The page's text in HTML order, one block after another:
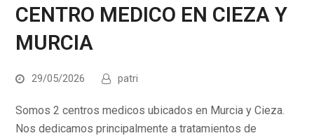
CENTRO MEDICO EN CIEZA Y
MURCIA
29/05/2026 patri
Somos 2 centros medicos ubicados en Murcia y Cieza.
Nos dedicamos principalmente a tratamientos de